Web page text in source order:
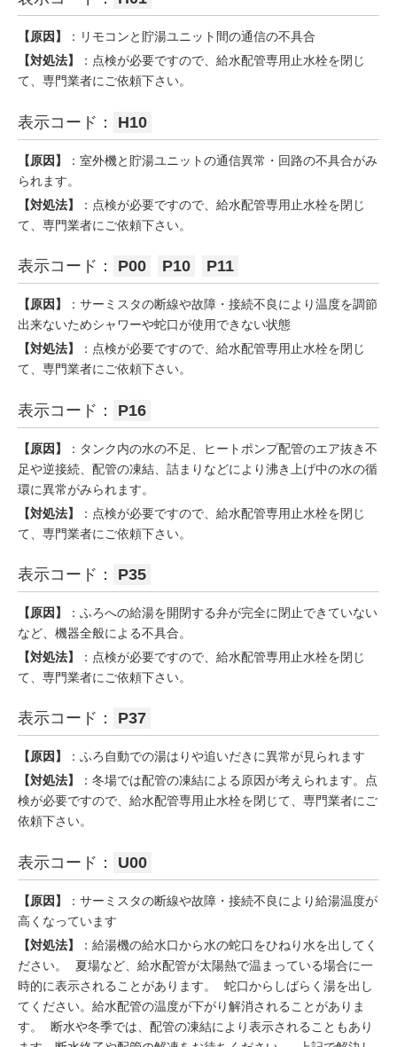
【原因】
：リモコンと貯湯ユニット間の通信の不具合
【対処法】
：点検が必要ですので、給水配管専用止水栓を閉じ
て、専門業者にご依頼下さい。
表示コード： H10
【原因】
：室外機と貯湯ユニットの通信異常・回路の不具合がみ
られます。
【対処法】
：点検が必要ですので、給水配管専用止水栓を閉じ
て、専門業者にご依頼下さい。
表示コード： P00 P10 P11
【原因】
：サーミスタの断線や故障・接続不良により温度を調節
出来ないためシャワーや蛇口が使用できない状態
【対処法】
：点検が必要ですので、給水配管専用止水栓を閉じ
て、専門業者にご依頼下さい。
表示コード： P16
【原因】
：タンク内の水の不足、ヒートポンプ配管のエア抜き不
足や逆接続、配管の凍結、詰まりなどにより沸き上げ中の水の循
環に異常がみられます。
【対処法】
：点検が必要ですので、給水配管専用止水栓を閉じ
て、専門業者にご依頼下さい。
表示コード： P35
【原因】
：ふろへの給湯を開閉する弁が完全に閉止できていない
など、機器全般による不具合。
【対処法】
：点検が必要ですので、給水配管専用止水栓を閉じ
て、専門業者にご依頼下さい。
表示コード： P37
【原因】
：ふろ自動での湯はりや追いだきに異常が見られます
【対処法】
：冬場では配管の凍結による原因が考えられます。点
検が必要ですので、給水配管専用止水栓を閉じて、専門業者にご
依頼下さい。
表示コード： U00
【原因】
：サーミスタの断線や故障・接続不良により給湯温度が
高くなっています
【対処法】
：給湯機の給水口から水の蛇口をひねり水を出してく
ださい。 夏場など、給水配管が太陽熱で温まっている場合に一
時的に表示されることがあります。 蛇口からしばらく湯を出し
てください。給水配管の温度が下がり解消されることがありま
す。 断水や冬季では、配管の凍結により表示されることもあり